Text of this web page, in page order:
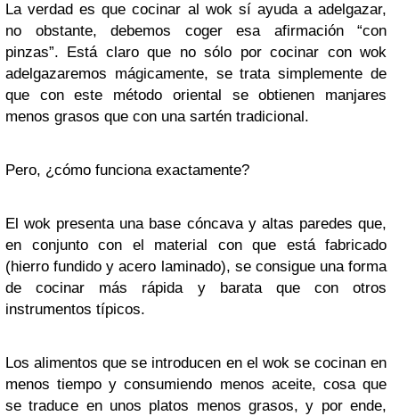
La verdad es que cocinar al wok sí ayuda a adelgazar,
no obstante, debemos coger esa afirmación “con
pinzas”. Está claro que no sólo por cocinar con wok
adelgazaremos mágicamente, se trata simplemente de
que con este método oriental se obtienen manjares
menos grasos que con una sartén tradicional.
Pero, ¿cómo funciona exactamente?
El wok presenta una base cóncava y altas paredes que,
en conjunto con el material con que está fabricado
(hierro fundido y acero laminado), se consigue una forma
de cocinar más rápida y barata que con otros
instrumentos típicos.
Los alimentos que se introducen en el wok se cocinan en
menos tiempo y consumiendo menos aceite, cosa que
se traduce en unos platos menos grasos, y por ende,